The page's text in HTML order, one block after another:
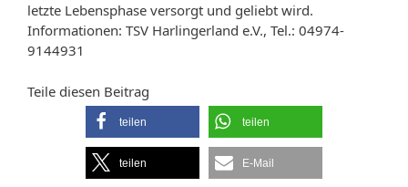
letzte Lebensphase versorgt und geliebt wird.
Informationen: TSV Harlingerland e.V., Tel.: 04974-
9144931
Teile diesen Beitrag
teilen teilen
teilen E-Mail